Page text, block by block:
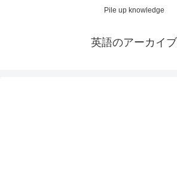
Pile up knowledge
英語のアーカイブ